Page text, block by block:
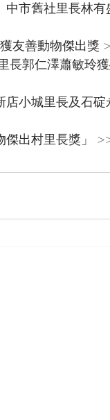
中市舊社里長林
友善動物傑出獎
長郭仁澤蕭敏玲
店小城里長及石
出村里長獎」